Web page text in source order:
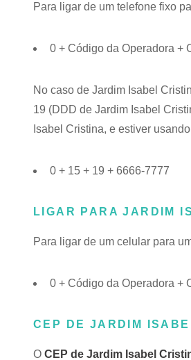
Para ligar de um telefone fixo
0 + Código da Operadora +
No caso de Jardim Isabel
19 (DDD de Jardim Isabel
Isabel Cristina, e estiver
0 + 15 + 19 + 6666-7777
LIGAR PARA JARDIM
Para ligar de um celular para
0 + Código da Operadora +
CEP DE JARDIM
O CEP de Jardim Isabel